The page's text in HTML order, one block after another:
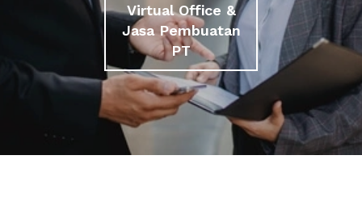
Virtual Office &
Jasa Pembuatan
PT